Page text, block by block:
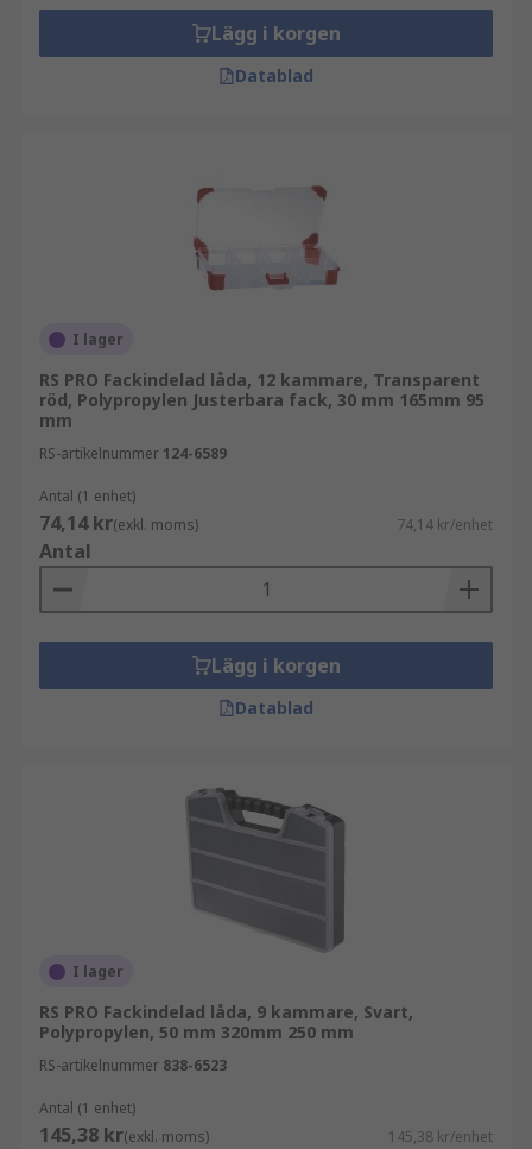
Lägg i korgen
Datablad
I lager
RS PRO Fackindelad låda, 12 kammare, Transparent
röd, Polypropylen Justerbara fack, 30 mm 165mm 95
mm
RS-artikelnummer 124-6589
Antal (1 enhet)
74,14 kr(exkl. moms) 74,14 kr/enhet
Antal
Lägg i korgen
Datablad
I lager
RS PRO Fackindelad låda, 9 kammare, Svart,
Polypropylen, 50 mm 320mm 250 mm
RS-artikelnummer 838-6523
Antal (1 enhet)
145,38 kr(exkl. moms) 145,38 kr/enhet